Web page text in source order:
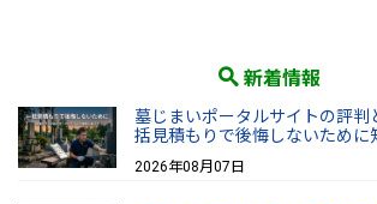
新着情報
墓じまいポータルサイトの評判
括見積もりで後悔しないために
2026年08月07日